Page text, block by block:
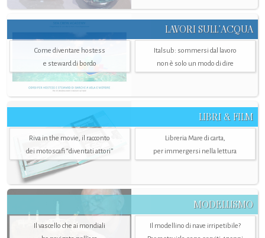
LAVORI SULL’ACQUA
Come diventare hostess
e steward di bordo
Italsub: sommersi dal lavoro
non è solo un modo di dire
LIBRI & FILM
Riva in the movie, il racconto
dei motoscafi “diventati attori”
Libreria Mare di carta,
per immergersi nella lettura
MODELLISMO
Il vascello che ai mondiali
Il modellino di nave irripetibile?